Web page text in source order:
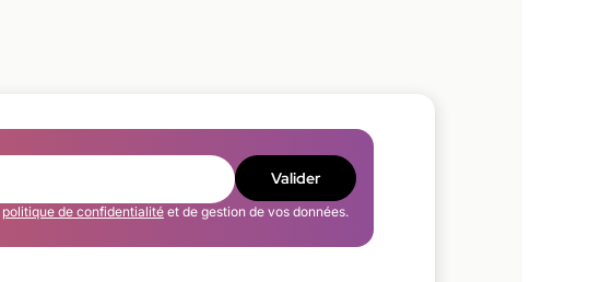
Valider
politique de confidentialité et de gestion de vos données.